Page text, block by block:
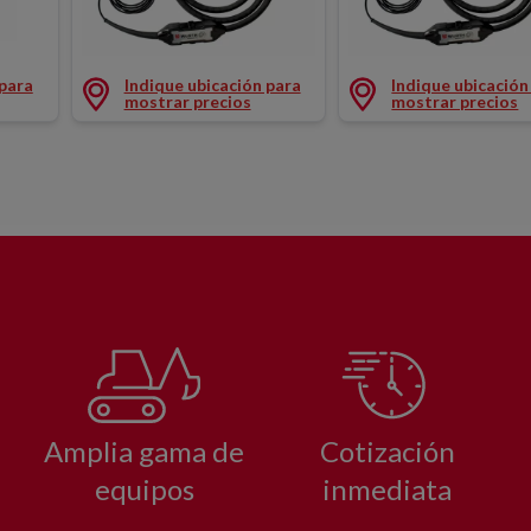
Indique ubicación para
mostrar precios
Indique ubicación
mostrar precios
Amplia gama de
equipos
Cotización
inmediata